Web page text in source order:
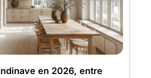
en 2026, entre